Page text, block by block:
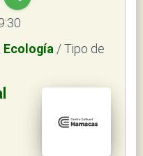
Ecología / Tipo de